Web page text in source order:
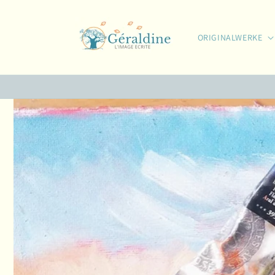
ORIGINALWERKE